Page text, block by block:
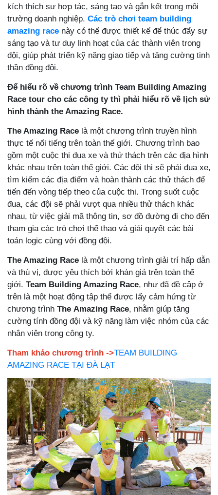
kích thích sự hợp tác, sáng tạo và gắn kết trong môi
trường doanh nghiệp. Các trò chơi team building
amazing race này có thể được thiết kế để thúc đẩy sự
sáng tạo và tư duy linh hoạt của các thành viên trong
đội, giúp phát triển kỹ năng giao tiếp và tăng cường tinh
thần đồng đội.
Để hiểu rõ về chương trình Team Building Amazing
Race tour cho các công ty thì phải hiểu rõ về lịch sử
hình thành the Amazing Race.
The Amazing Race là một chương trình truyền hình
thực tế nổi tiếng trên toàn thế giới. Chương trình bao
gồm một cuộc thi đua xe và thử thách trên các địa hình
khác nhau trên toàn thế giới. Các đội thi sẽ phải đua xe,
tìm kiếm các địa điểm và hoàn thành các thử thách để
tiến đến vòng tiếp theo của cuộc thi. Trong suốt cuộc
đua, các đội sẽ phải vượt qua nhiều thử thách khác
nhau, từ việc giải mã thông tin, sơ đồ đường đi cho đến
tham gia các trò chơi thể thao và giải quyết các bài
toán logic cùng với đồng đội.
The Amazing Race là một chương trình giải trí hấp dẫn
và thú vị, được yêu thích bởi khán giả trên toàn thế
giới. Team Building Amazing Race, như đã đề cập ở
trên là một hoạt động tập thể được lấy cảm hứng từ
chương trình The Amazing Race, nhằm giúp tăng
cường tính đồng đội và kỹ năng làm việc nhóm của các
nhân viên trong công ty.
Tham khảo chương trình ->TEAM BUILDING
AMAZING RACE TẠI ĐÀ LẠT